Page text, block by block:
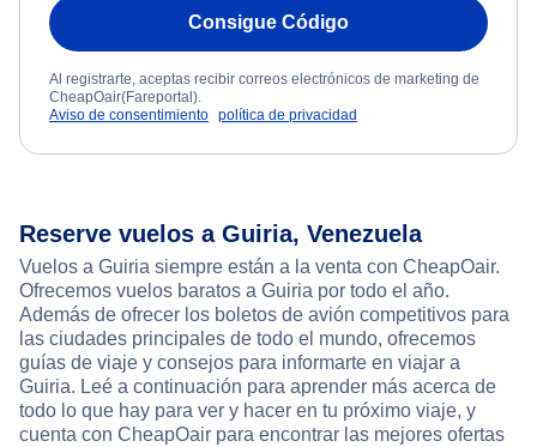
Consigue Código
Al registrarte, aceptas recibir correos electrónicos de marketing de
CheapOair(Fareportal).
Aviso de consentimiento política de privacidad
Reserve vuelos a Guiria, Venezuela
Vuelos a Guiria siempre están a la venta con CheapOair.
Ofrecemos vuelos baratos a Guiria por todo el año.
Además de ofrecer los boletos de avión competitivos para
las ciudades principales de todo el mundo, ofrecemos
guías de viaje y consejos para informarte en viajar a
Guiria. Leé a continuación para aprender más acerca de
todo lo que hay para ver y hacer en tu próximo viaje, y
cuenta con CheapOair para encontrar las mejores ofertas